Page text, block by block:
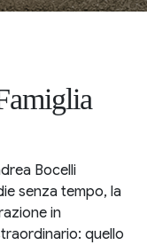
Bocelli
senza tempo, la
in
quello